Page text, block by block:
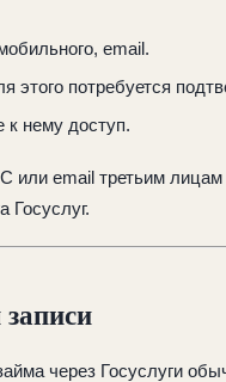
email.
этого потребуется
к нему доступ.
или email третьим
Госуслуг.
через Госуслуги